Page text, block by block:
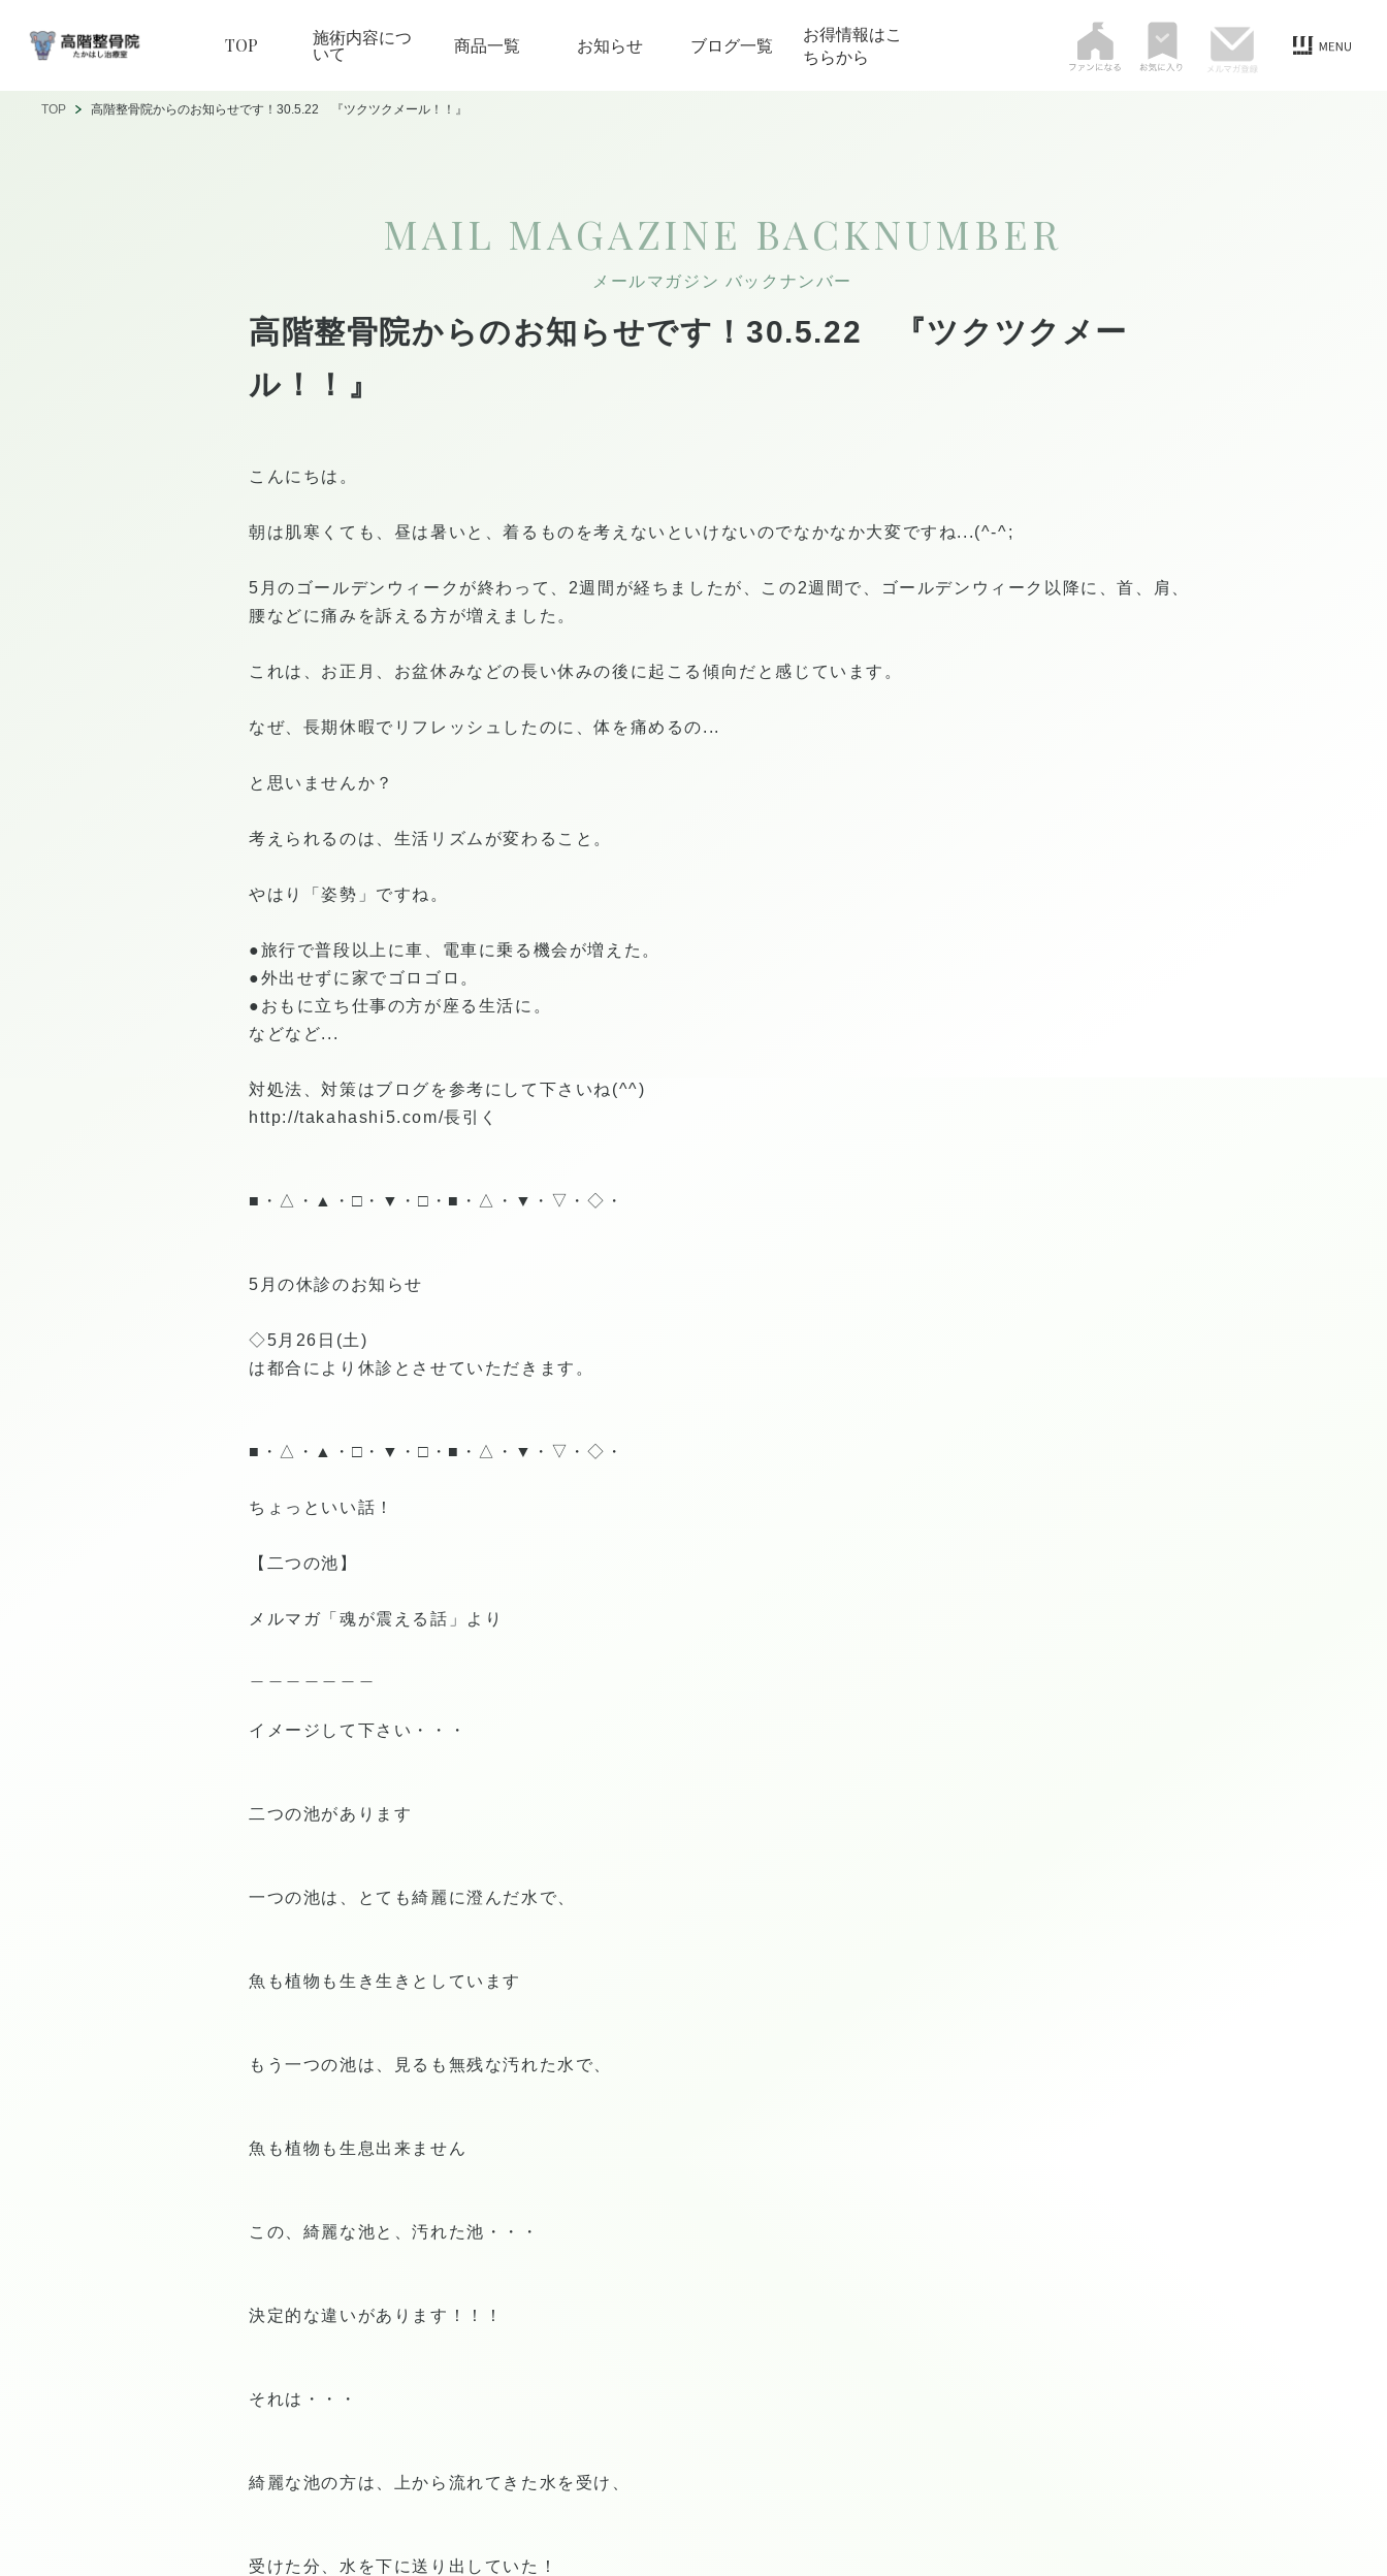
TOP 施術内容につ
いて 商品一覧 お知らせ ブログ一覧
お得情報はこ
ちらから
TOP 高階整骨院からのお知らせです！30.5.22 『ツクツクメール！！』
MAIL MAGAZINE BACKNUMBER
メールマガジン バックナンバー
高階整骨院からのお知らせです！30.5.22 『ツクツクメー
ル！！』
こんにちは。
朝は肌寒くても、昼は暑いと、着るものを考えないといけないのでなかなか大変ですね...(^-^;
5月のゴールデンウィークが終わって、2週間が経ちましたが、この2週間で、ゴールデンウィーク以降に、首、肩、
腰などに痛みを訴える方が増えました。
これは、お正月、お盆休みなどの長い休みの後に起こる傾向だと感じています。
なぜ、長期休暇でリフレッシュしたのに、体を痛めるの...
と思いませんか？
考えられるのは、生活リズムが変わること。
やはり「姿勢」ですね。
●旅行で普段以上に車、電車に乗る機会が増えた。
●外出せずに家でゴロゴロ。
●おもに立ち仕事の方が座る生活に。
などなど...
対処法、対策はブログを参考にして下さいね(^^)
http://takahashi5.com/長引く
■・△・▲・□・▼・□・■・△・▼・▽・◇・
5月の休診のお知らせ
◇5月26日(土)
は都合により休診とさせていただきます。
■・△・▲・□・▼・□・■・△・▼・▽・◇・
ちょっといい話！
【二つの池】
メルマガ「魂が震える話」より
イメージして下さい・・・
二つの池があります
一つの池は、とても綺麗に澄んだ水で、
魚も植物も生き生きとしています
もう一つの池は、見るも無残な汚れた水で、
魚も植物も生息出来ません
この、綺麗な池と、汚れた池・・・
決定的な違いがあります！！！
それは・・・
綺麗な池の方は、上から流れてきた水を受け、
受けた分、水を下に送り出していた！